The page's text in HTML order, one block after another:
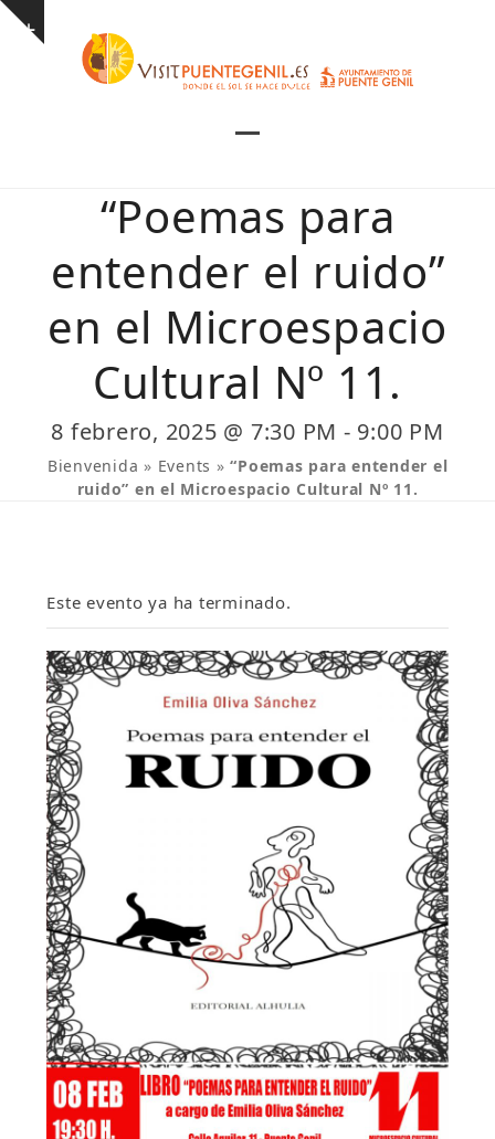
Skip
Show
menu
menu
“Poemas para
entender el ruido”
en el Microespacio
Cultural Nº 11.
8 febrero, 2025 @ 7:30 PM - 9:00 PM
Bienvenida » Events »“Poemas para entender el
ruido” en el Microespacio Cultural Nº 11.
Este evento ya ha terminado.